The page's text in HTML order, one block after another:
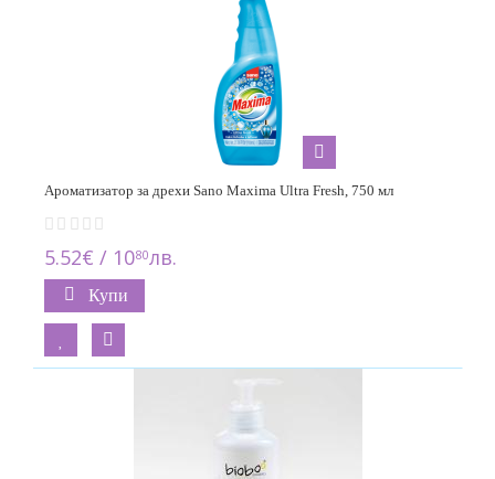
Ароматизатор за дрехи Sano Maxima Ultra Fresh, 750 мл
5.52€ / 1080лв.
Купи